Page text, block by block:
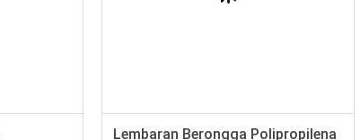
Lembaran Berongga Polipropilena